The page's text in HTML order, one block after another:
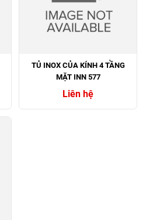
TỦ INOX CỦA KÍNH 4 TẦNG
MẶT INN 577
Liên hệ